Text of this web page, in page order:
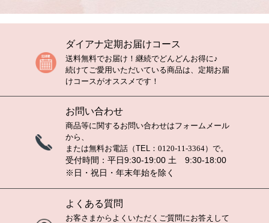
ダイアナ定期お届けコース
送料無料でお届け！継続でどんどんお得に♪
続けてご愛用いただいている商品は、定期お届
けコースがオススメです！
お問い合わせ
商品等に関するお問い合わせはフォームメール
から、
または無料お電話（TEL： 0120-11-3364）で。
受付時間：平日9:30-19:00 土 9:30-18:00
※日・祝日・年末年始を除く
よくある質問
お客さまからよくいただくご質問にお答えして